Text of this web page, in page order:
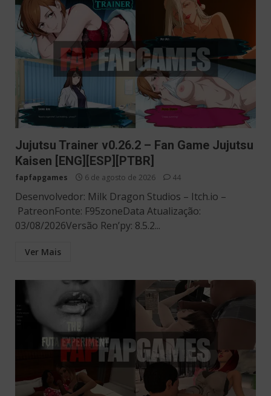
Jujutsu Trainer v0.26.2 – Fan Game Jujutsu
Kaisen [ENG][ESP][PTBR]
fapfapgames 6 de agosto de 2026 44
Desenvolvedor: Milk Dragon Studios – Itch.io –
PatreonFonte: F95zoneData Atualização:
03/08/2026Versão Ren’py: 8.5.2...
Ver Mais